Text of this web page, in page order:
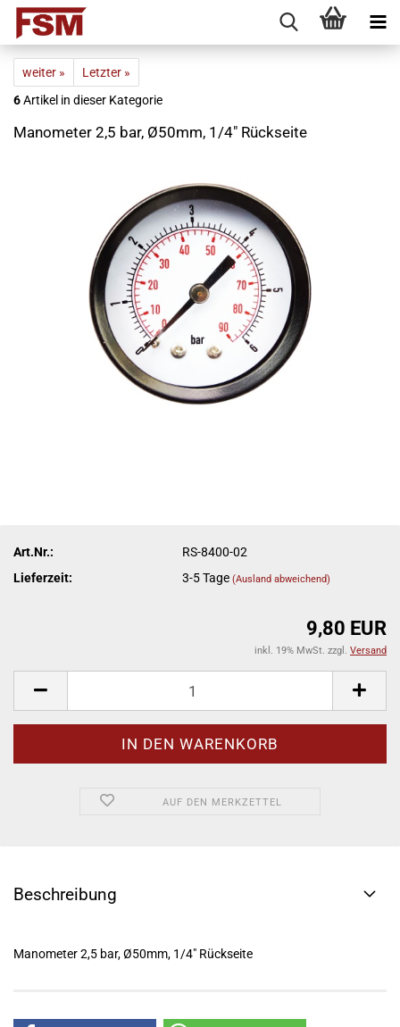
weiter »
Letzter »
6Artikel in dieser Kategorie
Manometer 2,5 bar, Ø50mm, 1/4" Rückseite
Art.Nr.:
RS-8400-02
Lieferzeit:
3-5 Tage(Ausland abweichend)
9,80 EUR
inkl. 19% MwSt. zzgl. Versand
AUF DEN MERKZETTEL
Beschreibung
Manometer 2,5 bar, Ø50mm, 1/4" Rückseite